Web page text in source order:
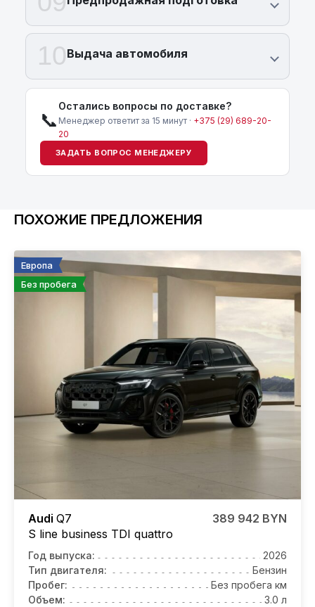
10Выдача автомобиля
📞
Остались вопросы по доставке?
Менеджер ответит за 15 минут · +375 (29) 689-20-
20
ЗАДАТЬ ВОПРОС МЕНЕДЖЕРУ
ПОХОЖИЕ ПРЕДЛОЖЕНИЯ
Европа
Без пробега
Audi Q7
S line business TDI quattro
389 942 BYN
Год выпуска:
2026
Тип двигателя:
Бензин
Пробег:
Без пробега км
Объем:
3.0 л